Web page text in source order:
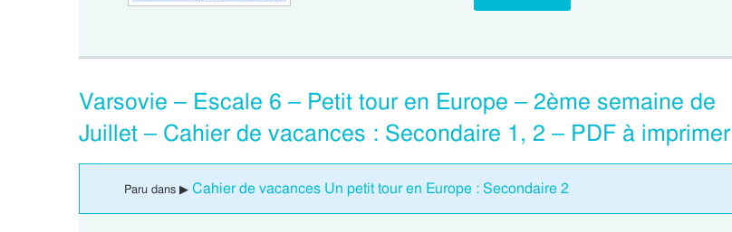
Varsovie – Escale 6 – Petit tour en Europe – 2ème semaine de
Juillet – Cahier de vacances : Secondaire 1, 2 – PDF à imprimer
Paru dans ▶ Cahier de vacances Un petit tour en Europe : Secondaire 2